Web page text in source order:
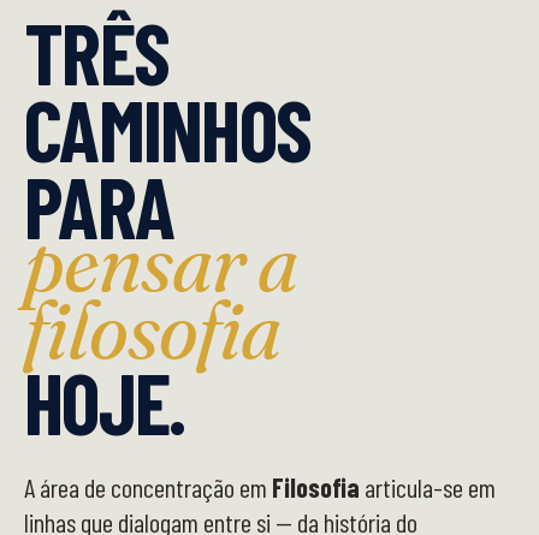
TRÊS
CAMINHOS
PARA
pensar a
filosofia
HOJE.
A área de concentração em Filosofia articula-se em
linhas que dialogam entre si — da história do